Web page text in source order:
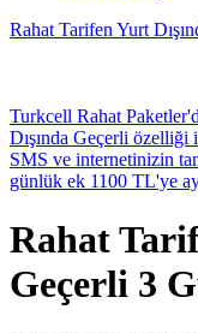
Rahat Tarifen Yurt
​​​​​Turkcell Rahat
Dışında Geçerli
SMS ve internetinizin
günlük ek 1100 TL'ye
Rahat
Geçerli 3